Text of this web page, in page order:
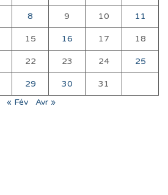
8 9 10 11
15 16 17 18
22 23 24 25
29 30
31
« Fév
Avr »